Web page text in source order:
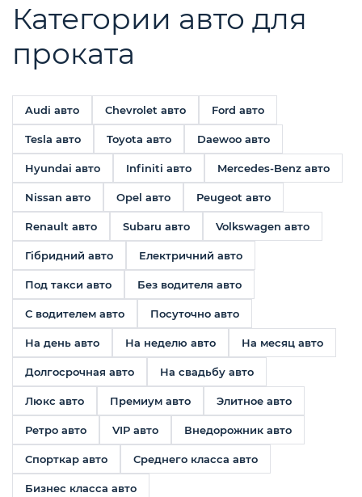
Категории авто для
проката
Audi авто Chevrolet авто Ford авто
Tesla авто Toyota авто Daewoo авто
Hyundai авто Infiniti авто Mercedes-Benz авто
Nissan авто Opel авто Peugeot авто
Renault авто Subaru авто Volkswagen авто
Гібридний авто Електричний авто
Под такси авто Без водителя авто
С водителем авто Посуточно авто
На день авто На неделю авто На месяц авто
Долгосрочная авто На свадьбу авто
Люкс авто Премиум авто Элитное авто
Ретро авто VIP авто Внедорожник авто
Спорткар авто Среднего класса авто
Бизнес класса авто